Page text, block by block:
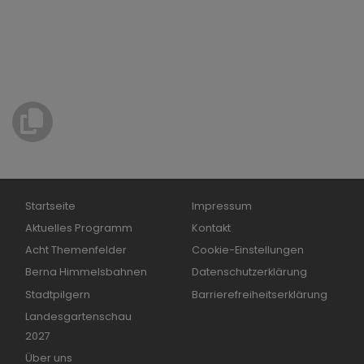
Hauptnavigation
Startseite
Aktuelles Programm
Acht Themenfelder
Berna Himmelsbahnen
Stadtpilgern
Landesgartenschau
2027
Über uns
Fußbereichsmenü
Impressum
Kontakt
Cookie-Einstellungen
Datenschutzerklärung
Barrierefreiheitserklärung